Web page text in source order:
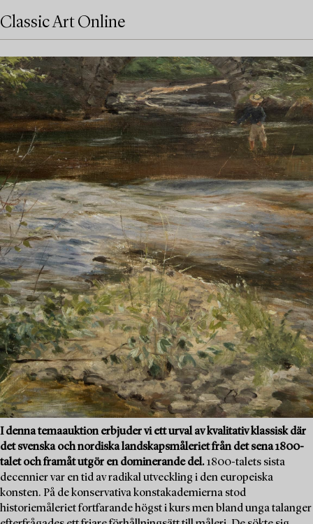
Classic Art Online
I denna temaauktion erbjuder vi ett urval av kvalitativ klassisk där
det svenska och nordiska landskapsmåleriet från det sena 1800-
talet och framåt utgör en dominerande del.1800-talets sista
decennier var en tid av radikal utveckling i den europeiska
konsten. På de konservativa konstakademierna stod
historiemåleriet fortfarande högst i kurs men bland unga talanger